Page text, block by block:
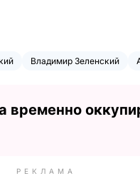
Владимир Зеленский
временно
РЕКЛАМА